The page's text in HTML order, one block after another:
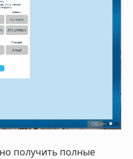
получить полные